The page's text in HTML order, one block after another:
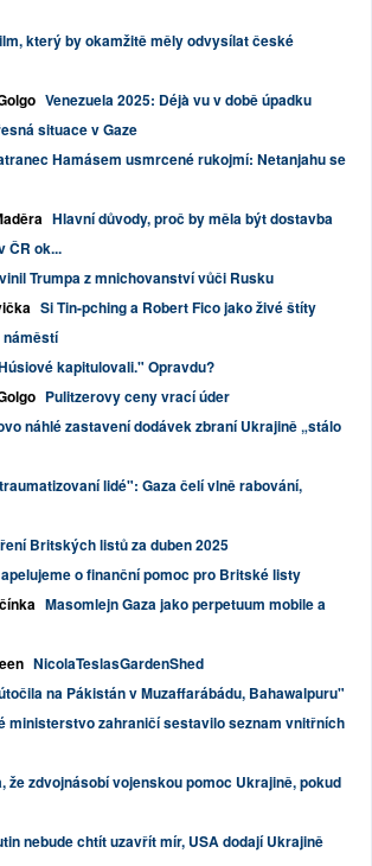
který by okamžitě měly odvysílat české
Venezuela 2025: Déjà vu v době úpadku
situace v Gaze
Hamásem usmrcené rukojmí: Netanjahu se
Hlavní důvody, proč by měla být dostavba
ČR ok...
Trumpa z mnichovanství vůči Rusku
Si Tin-pching a Robert Fico jako živé štíty
náměstí
kapitulovali." Opravdu?
Pulitzerovy ceny vrací úder
náhlé zastavení dodávek zbraní Ukrajině „stálo
lidé": Gaza čelí vlně rabování,
Britských listů za duben 2025
o finanční pomoc pro Britské listy
Masomlejn Gaza jako perpetuum mobile a
NicolaTeslasGardenShed
na Pákistán v Muzaffarábádu, Bahawalpuru"
ministerstvo zahraničí sestavilo seznam vnitřních
že zdvojnásobí vojenskou pomoc Ukrajině, pokud
nebude chtít uzavřít mír, USA dodají Ukrajině